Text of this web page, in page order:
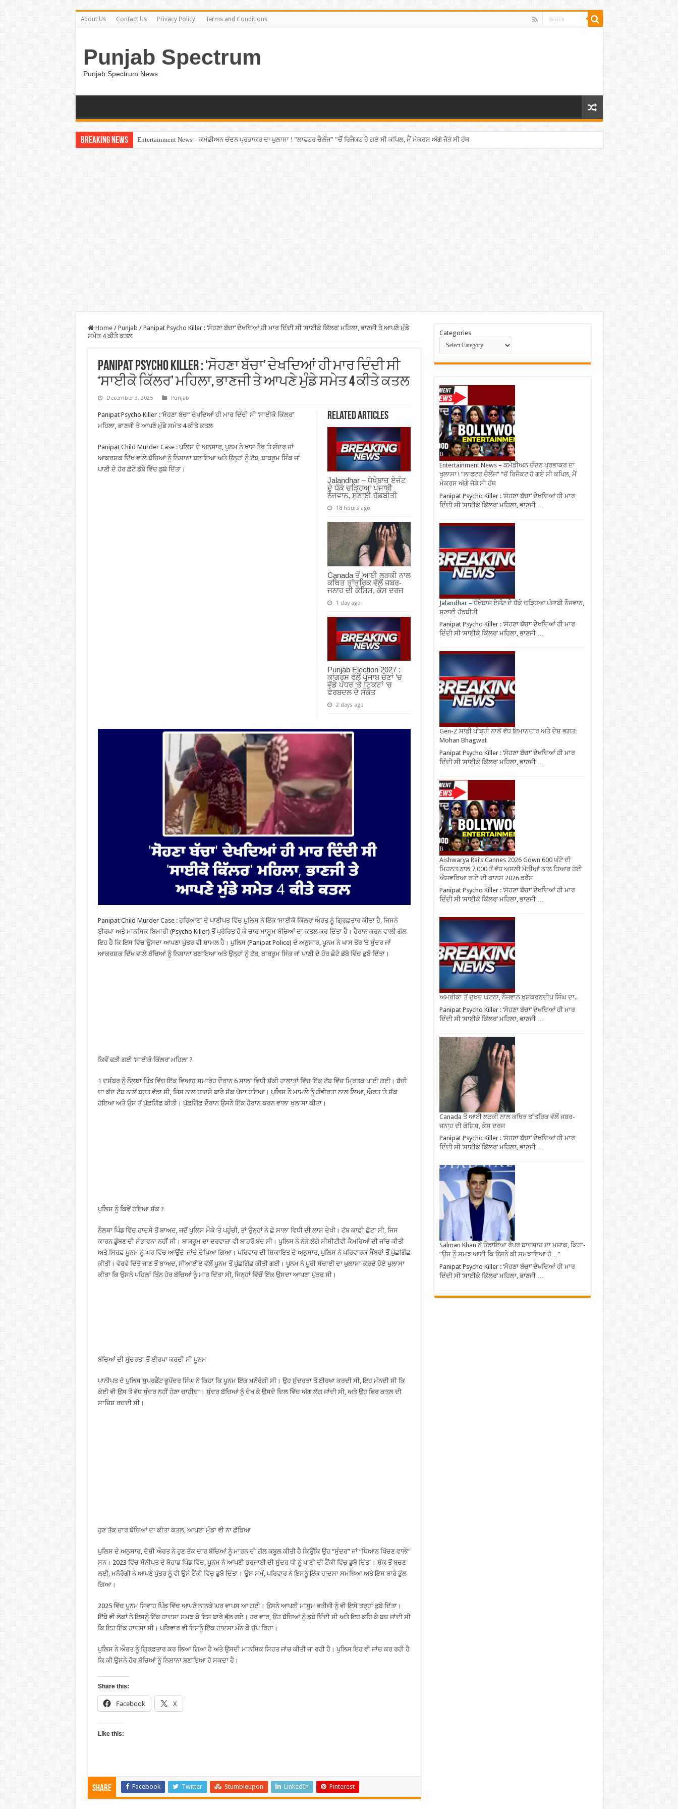
About Us Contact Us Privacy Policy Terms and Conditions
Punjab Spectrum
Punjab Spectrum News
Breaking News Entertainment News – ਕਮੇਡੀਅਨ ਚੰਦਨ ਪ੍ਰਭਾਕਰ ਦਾ ਖੁਲਾਸਾ ! ”ਲਾਫਟਰ ਚੈਲੇਂਜ” ”ਚੋਂ ਰਿਜੈਕਟ ਹੋ ਗਏ ਸੀ ਕਪਿਲ, ਮੈਂ ਮੇਕਰਸ ਅੱਗੇ ਜੋੜੇ ਸੀ ਹੱਥ
Home / Punjab / Panipat Psycho Killer : ‘ਸੋਹਣਾ ਬੱਚਾ’ ਦੇਖਦਿਆਂ ਹੀ ਮਾਰ ਦਿੰਦੀ ਸੀ ‘ਸਾਈਕੋ ਕਿੱਲਰ’ ਮਹਿਲਾ, ਭਾਣਜੀ ਤੇ ਆਪਣੇ ਮੁੰਡੇ
ਸਮੇਤ 4 ਕੀਤੇ ਕਤਲ
Panipat Psycho Killer : ‘ਸੋਹਣਾ ਬੱਚਾ’ ਦੇਖਦਿਆਂ ਹੀ ਮਾਰ ਦਿੰਦੀ ਸੀ
‘ਸਾਈਕੋ ਕਿੱਲਰ’ ਮਹਿਲਾ, ਭਾਣਜੀ ਤੇ ਆਪਣੇ ਮੁੰਡੇ ਸਮੇਤ 4 ਕੀਤੇ ਕਤਲ
December 3, 2025 Punjab
Related Articles
Jalandhar – ਧੋਖੇਬਾਜ਼ ਏਜੰਟ
ਦੇ ਧੱਕੇ ਚੜ੍ਹਿਆ ਪੰਜਾਬੀ
ਨੌਜਵਾਨ, ਸੁਣਾਈ ਹੱਡਬੀਤੀ
18 hours ago
Canada ਤੋਂ ਆਈ ਲੜਕੀ ਨਾਲ
ਕਥਿਤ ਤਾਂਤਰਿਕ ਵੱਲੋਂ ਜਬਰ-
ਜਨਾਹ ਦੀ ਕੋਸ਼ਿਸ਼, ਕੇਸ ਦਰਜ
1 day ago
Punjab Election 2027 :
ਕਾਂਗਰਸ ਵੱਲੋਂ ਪੰਜਾਬ ਚੋਣਾਂ ‘ਚ
ਵੱਡੇ ਪੱਧਰ ‘ਤੇ ਟਿਕਟਾਂ ‘ਚ
ਫੇਰਬਦਲ ਦੇ ਸੰਕੇਤ
2 days ago
Panipat Psycho Killer : ‘ਸੋਹਣਾ ਬੱਚਾ’ ਦੇਖਦਿਆਂ ਹੀ ਮਾਰ ਦਿੰਦੀ ਸੀ ‘ਸਾਈਕੋ ਕਿੱਲਰ’
ਮਹਿਲਾ, ਭਾਣਜੀ ਤੇ ਆਪਣੇ ਮੁੰਡੇ ਸਮੇਤ 4 ਕੀਤੇ ਕਤਲ
Panipat Child Murder Case : ਪੁਲਿਸ ਦੇ ਅਨੁਸਾਰ, ਪੂਨਮ ਨੇ ਖਾਸ ਤੌਰ ‘ਤੇ ਸੁੰਦਰ ਜਾਂ
ਆਕਰਸ਼ਕ ਦਿੱਖ ਵਾਲੇ ਬੱਚਿਆਂ ਨੂੰ ਨਿਸ਼ਾਨਾ ਬਣਾਇਆ ਅਤੇ ਉਨ੍ਹਾਂ ਨੂੰ ਟੱਬ, ਬਾਥਰੂਮ ਸਿੰਕ ਜਾਂ
ਪਾਣੀ ਦੇ ਹੋਰ ਛੋਟੇ ਡੱਬੇ ਵਿੱਚ ਡੁਬੋ ਦਿੱਤਾ।
Panipat Child Murder Case : ਹਰਿਆਣਾ ਦੇ ਪਾਣੀਪਤ ਵਿੱਚ ਪੁਲਿਸ ਨੇ ਇੱਕ ‘ਸਾਈਕੋ ਕਿੱਲਰ’ ਔਰਤ ਨੂੰ ਗ੍ਰਿਫ਼ਤਾਰ ਕੀਤਾ ਹੈ, ਜਿਸਨੇ
ਈਰਖਾ ਅਤੇ ਮਾਨਸਿਕ ਬਿਮਾਰੀ (Psycho Killer) ਤੋਂ ਪ੍ਰੇਰਿਤ ਹੋ ਕੇ ਚਾਰ ਮਾਸੂਮ ਬੱਚਿਆਂ ਦਾ ਕਤਲ ਕਰ ਦਿੱਤਾ ਹੈ। ਹੈਰਾਨ ਕਰਨ ਵਾਲੀ ਗੱਲ
ਇਹ ਹੈ ਕਿ ਇਸ ਵਿੱਚ ਉਸਦਾ ਆਪਣਾ ਪੁੱਤਰ ਵੀ ਸ਼ਾਮਲ ਹੈ। ਪੁਲਿਸ (Panipat Police) ਦੇ ਅਨੁਸਾਰ, ਪੂਨਮ ਨੇ ਖਾਸ ਤੌਰ ‘ਤੇ ਸੁੰਦਰ ਜਾਂ
ਆਕਰਸ਼ਕ ਦਿੱਖ ਵਾਲੇ ਬੱਚਿਆਂ ਨੂੰ ਨਿਸ਼ਾਨਾ ਬਣਾਇਆ ਅਤੇ ਉਨ੍ਹਾਂ ਨੂੰ ਟੱਬ, ਬਾਥਰੂਮ ਸਿੰਕ ਜਾਂ ਪਾਣੀ ਦੇ ਹੋਰ ਛੋਟੇ ਡੱਬੇ ਵਿੱਚ ਡੁਬੋ ਦਿੱਤਾ।
ਕਿਵੇਂ ਫੜੀ ਗਈ ‘ਸਾਈਕੋ ਕਿੱਲਰ’ ਮਹਿਲਾ ?
1 ਦਸੰਬਰ ਨੂੰ ਨੌਲਥਾ ਪਿੰਡ ਵਿੱਚ ਇੱਕ ਵਿਆਹ ਸਮਾਰੋਹ ਦੌਰਾਨ 6 ਸਾਲਾ ਵਿਧੀ ਸ਼ੱਕੀ ਹਾਲਾਤਾਂ ਵਿੱਚ ਇੱਕ ਟੱਬ ਵਿੱਚ ਮ੍ਰਿਤਕ ਪਾਈ ਗਈ। ਬੱਚੀ
ਦਾ ਕੱਦ ਟੱਬ ਨਾਲੋਂ ਬਹੁਤ ਵੱਡਾ ਸੀ, ਜਿਸ ਨਾਲ ਹਾਦਸੇ ਬਾਰੇ ਸ਼ੱਕ ਪੈਦਾ ਹੋਇਆ। ਪੁਲਿਸ ਨੇ ਮਾਮਲੇ ਨੂੰ ਗੰਭੀਰਤਾ ਨਾਲ ਲਿਆ, ਔਰਤ ‘ਤੇ ਸ਼ੱਕ
ਹੋਇਆ ਅਤੇ ਉਸ ਤੋਂ ਪੁੱਛਗਿੱਛ ਕੀਤੀ। ਪੁੱਛਗਿੱਛ ਦੌਰਾਨ ਉਸਨੇ ਇੱਕ ਹੈਰਾਨ ਕਰਨ ਵਾਲਾ ਖੁਲਾਸਾ ਕੀਤਾ।
ਪੁਲਿਸ ਨੂੰ ਕਿਵੇਂ ਹੋਇਆ ਸ਼ੱਕ ?
ਨੌਲਥਾ ਪਿੰਡ ਵਿੱਚ ਹਾਦਸੇ ਤੋਂ ਬਾਅਦ, ਜਦੋਂ ਪੁਲਿਸ ਮੌਕੇ ‘ਤੇ ਪਹੁੰਚੀ, ਤਾਂ ਉਨ੍ਹਾਂ ਨੇ ਛੇ ਸਾਲਾ ਵਿਧੀ ਦੀ ਲਾਸ਼ ਦੇਖੀ। ਟੱਬ ਕਾਫ਼ੀ ਛੋਟਾ ਸੀ, ਜਿਸ
ਕਾਰਨ ਡੁੱਬਣ ਦੀ ਸੰਭਾਵਨਾ ਨਹੀਂ ਸੀ। ਬਾਥਰੂਮ ਦਾ ਦਰਵਾਜ਼ਾ ਵੀ ਬਾਹਰੋਂ ਬੰਦ ਸੀ। ਪੁਲਿਸ ਨੇ ਨੇੜੇ ਲੱਗੇ ਸੀਸੀਟੀਵੀ ਕੈਮਰਿਆਂ ਦੀ ਜਾਂਚ ਕੀਤੀ
ਅਤੇ ਸਿਰਫ਼ ਪੂਨਮ ਨੂੰ ਘਰ ਵਿੱਚ ਆਉਂਦੇ-ਜਾਂਦੇ ਦੇਖਿਆ ਗਿਆ। ਪਰਿਵਾਰ ਦੀ ਸ਼ਿਕਾਇਤ ਦੇ ਅਨੁਸਾਰ, ਪੁਲਿਸ ਨੇ ਪਰਿਵਾਰਕ ਮੈਂਬਰਾਂ ਤੋਂ ਪੁੱਛਗਿੱਛ
ਕੀਤੀ। ਵੇਰਵੇ ਦਿੱਤੇ ਜਾਣ ਤੋਂ ਬਾਅਦ, ਸੀਆਈਏ ਵੱਲੋਂ ਪੂਨਮ ਤੋਂ ਪੁੱਛਗਿੱਛ ਕੀਤੀ ਗਈ। ਪੂਨਮ ਨੇ ਪੂਰੀ ਸੱਚਾਈ ਦਾ ਖੁਲਾਸਾ ਕਰਦੇ ਹੋਏ ਖੁਲਾਸਾ
ਕੀਤਾ ਕਿ ਉਸਨੇ ਪਹਿਲਾਂ ਤਿੰਨ ਹੋਰ ਬੱਚਿਆਂ ਨੂੰ ਮਾਰ ਦਿੱਤਾ ਸੀ, ਜਿਨ੍ਹਾਂ ਵਿੱਚੋਂ ਇੱਕ ਉਸਦਾ ਆਪਣਾ ਪੁੱਤਰ ਸੀ।
ਬੱਚਿਆਂ ਦੀ ਸੁੰਦਰਤਾ ਤੋਂ ਈਰਖਾ ਕਰਦੀ ਸੀ ਪੂਨਮ
ਪਾਨੀਪਤ ਦੇ ਪੁਲਿਸ ਸੁਪਰਡੈਂਟ ਭੂਪੇਂਦਰ ਸਿੰਘ ਨੇ ਕਿਹਾ ਕਿ ਪੂਨਮ ਇੱਕ ਮਨੋਰੋਗੀ ਸੀ। ਉਹ ਸੁੰਦਰਤਾ ਤੋਂ ਈਰਖਾ ਕਰਦੀ ਸੀ, ਇਹ ਮੰਨਦੀ ਸੀ ਕਿ
ਕੋਈ ਵੀ ਉਸ ਤੋਂ ਵੱਧ ਸੁੰਦਰ ਨਹੀਂ ਹੋਣਾ ਚਾਹੀਦਾ। ਸੁੰਦਰ ਬੱਚਿਆਂ ਨੂੰ ਦੇਖ ਕੇ ਉਸਦੇ ਦਿਲ ਵਿੱਚ ਅੱਗ ਲੱਗ ਜਾਂਦੀ ਸੀ, ਅਤੇ ਉਹ ਫਿਰ ਕਤਲ ਦੀ
ਸਾਜ਼ਿਸ਼ ਰਚਦੀ ਸੀ।
ਹੁਣ ਤੱਕ ਚਾਰ ਬੱਚਿਆਂ ਦਾ ਕੀਤਾ ਕਤਲ, ਆਪਣਾ ਮੁੰਡਾ ਵੀ ਨਾ ਛੱਡਿਆ
ਪੁਲਿਸ ਦੇ ਅਨੁਸਾਰ, ਦੋਸ਼ੀ ਔਰਤ ਨੇ ਹੁਣ ਤੱਕ ਚਾਰ ਬੱਚਿਆਂ ਨੂੰ ਮਾਰਨ ਦੀ ਗੱਲ ਕਬੂਲ ਕੀਤੀ ਹੈ ਕਿਉਂਕਿ ਉਹ “ਸੁੰਦਰ” ਜਾਂ “ਧਿਆਨ ਖਿੱਚਣ ਵਾਲੇ”
ਸਨ। 2023 ਵਿੱਚ ਸੋਨੀਪਤ ਦੇ ਬੋਹਾਡ ਪਿੰਡ ਵਿੱਚ, ਪੂਨਮ ਨੇ ਆਪਣੀ ਭਰਜਾਈ ਦੀ ਸੁੰਦਰ ਧੀ ਨੂੰ ਪਾਣੀ ਦੀ ਟੈਂਕੀ ਵਿੱਚ ਡੁਬੋ ਦਿੱਤਾ। ਸ਼ੱਕ ਤੋਂ ਬਚਣ
ਲਈ, ਮਨੋਰੋਗੀ ਨੇ ਆਪਣੇ ਪੁੱਤਰ ਨੂੰ ਵੀ ਉਸੇ ਟੈਂਕੀ ਵਿੱਚ ਡੁਬੋ ਦਿੱਤਾ। ਉਸ ਸਮੇਂ, ਪਰਿਵਾਰ ਨੇ ਇਸਨੂੰ ਇੱਕ ਹਾਦਸਾ ਸਮਝਿਆ ਅਤੇ ਇਸ ਬਾਰੇ ਭੁੱਲ
ਗਿਆ।
2025 ਵਿੱਚ ਪੂਨਮ ਸਿਵਾਹ ਪਿੰਡ ਵਿੱਚ ਆਪਣੇ ਨਾਨਕੇ ਘਰ ਵਾਪਸ ਆ ਗਈ। ਉਸਨੇ ਆਪਣੀ ਮਾਸੂਮ ਭਤੀਜੀ ਨੂੰ ਵੀ ਇਸੇ ਤਰ੍ਹਾਂ ਡੁਬੋ ਦਿੱਤਾ।
ਇੱਥੇ ਵੀ ਲੋਕਾਂ ਨੇ ਇਸਨੂੰ ਇੱਕ ਹਾਦਸਾ ਸਮਝ ਕੇ ਇਸ ਬਾਰੇ ਭੁੱਲ ਗਏ। ਹਰ ਵਾਰ, ਉਹ ਬੱਚਿਆਂ ਨੂੰ ਡੁਬੋ ਦਿੰਦੀ ਸੀ ਅਤੇ ਇਹ ਕਹਿ ਕੇ ਬਚ ਜਾਂਦੀ ਸੀ
ਕਿ ਇਹ ਇੱਕ ਹਾਦਸਾ ਸੀ। ਪਰਿਵਾਰ ਵੀ ਇਸਨੂੰ ਇੱਕ ਹਾਦਸਾ ਮੰਨ ਕੇ ਚੁੱਪ ਰਿਹਾ।
ਪੁਲਿਸ ਨੇ ਔਰਤ ਨੂੰ ਗ੍ਰਿਫ਼ਤਾਰ ਕਰ ਲਿਆ ਗਿਆ ਹੈ ਅਤੇ ਉਸਦੀ ਮਾਨਸਿਕ ਸਿਹਤ ਜਾਂਚ ਕੀਤੀ ਜਾ ਰਹੀ ਹੈ। ਪੁਲਿਸ ਇਹ ਵੀ ਜਾਂਚ ਕਰ ਰਹੀ ਹੈ
ਕਿ ਕੀ ਉਸਨੇ ਹੋਰ ਬੱਚਿਆਂ ਨੂੰ ਨਿਸ਼ਾਨਾ ਬਣਾਇਆ ਹੋ ਸਕਦਾ ਹੈ।
Share this:
Facebook X
Like this:
Share Facebook Twitter Stumbleupon LinkedIn Pinterest
Categories
Entertainment News – ਕਮੇਡੀਅਨ ਚੰਦਨ ਪ੍ਰਭਾਕਰ ਦਾ
ਖੁਲਾਸਾ ! ”ਲਾਫਟਰ ਚੈਲੇਂਜ” ”ਚੋਂ ਰਿਜੈਕਟ ਹੋ ਗਏ ਸੀ ਕਪਿਲ, ਮੈਂ
ਮੇਕਰਸ ਅੱਗੇ ਜੋੜੇ ਸੀ ਹੱਥ
Panipat Psycho Killer : ‘ਸੋਹਣਾ ਬੱਚਾ’ ਦੇਖਦਿਆਂ ਹੀ ਮਾਰ
ਦਿੰਦੀ ਸੀ ‘ਸਾਈਕੋ ਕਿੱਲਰ’ ਮਹਿਲਾ, ਭਾਣਜੀ …
Jalandhar – ਧੋਖੇਬਾਜ਼ ਏਜੰਟ ਦੇ ਧੱਕੇ ਚੜ੍ਹਿਆ ਪੰਜਾਬੀ ਨੌਜਵਾਨ,
ਸੁਣਾਈ ਹੱਡਬੀਤੀ
Panipat Psycho Killer : ‘ਸੋਹਣਾ ਬੱਚਾ’ ਦੇਖਦਿਆਂ ਹੀ ਮਾਰ
ਦਿੰਦੀ ਸੀ ‘ਸਾਈਕੋ ਕਿੱਲਰ’ ਮਹਿਲਾ, ਭਾਣਜੀ …
Gen-Z ਸਾਡੀ ਪੀੜ੍ਹੀ ਨਾਲੋਂ ਵੱਧ ਇਮਾਨਦਾਰ ਅਤੇ ਦੇਸ਼ ਭਗਤ:
Mohan Bhagwat
Panipat Psycho Killer : ‘ਸੋਹਣਾ ਬੱਚਾ’ ਦੇਖਦਿਆਂ ਹੀ ਮਾਰ
ਦਿੰਦੀ ਸੀ ‘ਸਾਈਕੋ ਕਿੱਲਰ’ ਮਹਿਲਾ, ਭਾਣਜੀ …
Aishwarya Rai’s Cannes 2026 Gown 600 ਘੰਟੇ ਦੀ
ਮਿਹਨਤ ਨਾਲ 7,000 ਤੋਂ ਵੱਧ ਅਸਲੀ ਮੋਤੀਆਂ ਨਾਲ ਤਿਆਰ ਹੋਈ
ਐਸ਼ਵਰਿਆ ਰਾਏ ਦੀ ਕਾਨਸ 2026 ਡਰੈੱਸ
Panipat Psycho Killer : ‘ਸੋਹਣਾ ਬੱਚਾ’ ਦੇਖਦਿਆਂ ਹੀ ਮਾਰ
ਦਿੰਦੀ ਸੀ ‘ਸਾਈਕੋ ਕਿੱਲਰ’ ਮਹਿਲਾ, ਭਾਣਜੀ …
ਅਮਰੀਕਾ ਤੋਂ ਦੁਖਦ ਘਟਨਾ, ਨੌਜਵਾਨ ਖੁਸ਼ਕਰਨਦੀਪ ਸਿੰਘ ਦਾ..
Panipat Psycho Killer : ‘ਸੋਹਣਾ ਬੱਚਾ’ ਦੇਖਦਿਆਂ ਹੀ ਮਾਰ
ਦਿੰਦੀ ਸੀ ‘ਸਾਈਕੋ ਕਿੱਲਰ’ ਮਹਿਲਾ, ਭਾਣਜੀ …
Canada ਤੋਂ ਆਈ ਲੜਕੀ ਨਾਲ ਕਥਿਤ ਤਾਂਤਰਿਕ ਵੱਲੋਂ ਜਬਰ-
ਜਨਾਹ ਦੀ ਕੋਸ਼ਿਸ਼, ਕੇਸ ਦਰਜ
Panipat Psycho Killer : ‘ਸੋਹਣਾ ਬੱਚਾ’ ਦੇਖਦਿਆਂ ਹੀ ਮਾਰ
ਦਿੰਦੀ ਸੀ ‘ਸਾਈਕੋ ਕਿੱਲਰ’ ਮਹਿਲਾ, ਭਾਣਜੀ …
Salman Khan ਨੇ ਉਡਾਇਆ ਰੈਪਰ ਬਾਦਸ਼ਾਹ ਦਾ ਮਜ਼ਾਕ, ਕਿਹਾ-
”ਉਸ ਨੂੰ ਸਮਝ ਆਈ ਕਿ ਉਸਨੇ ਕੀ ਸਮਝਾਇਆ ਹੈ…”
Panipat Psycho Killer : ‘ਸੋਹਣਾ ਬੱਚਾ’ ਦੇਖਦਿਆਂ ਹੀ ਮਾਰ
ਦਿੰਦੀ ਸੀ ‘ਸਾਈਕੋ ਕਿੱਲਰ’ ਮਹਿਲਾ, ਭਾਣਜੀ …